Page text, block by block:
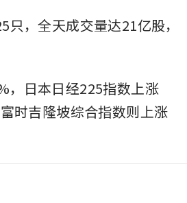
，全天成交量达21亿股，
，日本日经225指数上涨
时吉隆坡综合指数则上涨